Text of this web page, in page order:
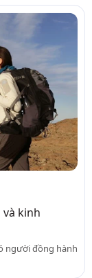
kinh
người đồng hành